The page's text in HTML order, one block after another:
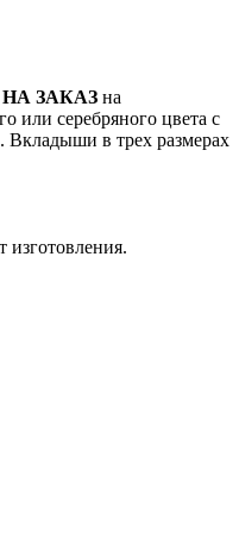
НА ЗАКАЗ на
или серебряного цвета с
Вкладыши в трех размерах